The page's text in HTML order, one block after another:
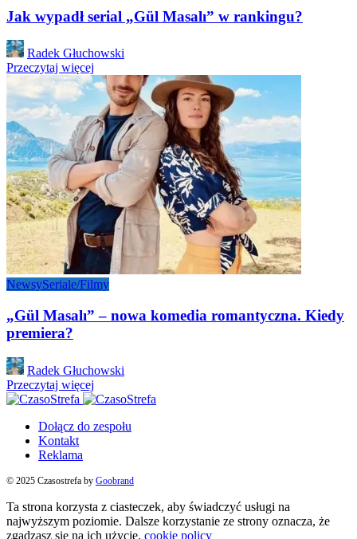
Jak wypadł serial „Gül Masalı” w rankingu?
Posted
by
Radek Głuchowski
Przeczytaj więcej
NewsySeriale/Filmy
„Gül Masalı” – nowa komedia romantyczna. Kiedy
premiera?
Posted
by
Radek Głuchowski
Przeczytaj więcej
Dołącz do zespołu
Kontakt
Reklama
© 2025 Czasostrefa by Goobrand
Ta strona korzysta z ciasteczek, aby świadczyć usługi na
najwyższym poziomie. Dalsze korzystanie ze strony oznacza, że
zgadzasz się na ich użycie. cookie policy